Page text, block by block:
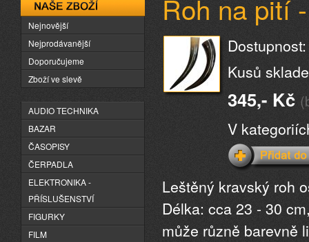
Roh na pití
Kusů
345,- Kč
V
Leštěný kravský roh
Délka: cca 23 - 30
může různě barevně
Naše zboží
Nejnovější
Nejprodávanější
Doporučujeme
Zboží ve slevě
AUDIO TECHNIKA
BAZAR
ČASOPISY
ČERPADLA
ELEKTRONIKA -
PŘÍSLUŠENSTVÍ
FIGURKY
FILM